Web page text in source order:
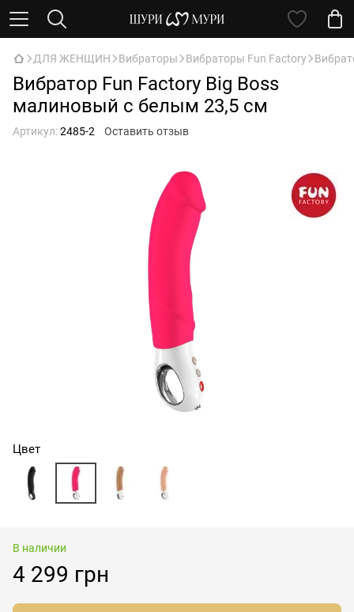
ДЛЯ ЖЕНЩИН Вибраторы Вибраторы Fun Factory
Вибратор Fun Factory Big Boss
малиновый с белым 23,5 см
Артикул:2485-2 Оставить отзыв
Цвет
В наличии
4 299 грн